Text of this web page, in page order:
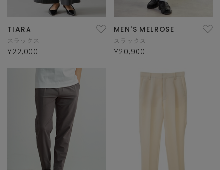
TIARA
スラックス
¥22,000
MEN'S MELROSE
スラックス
¥20,900